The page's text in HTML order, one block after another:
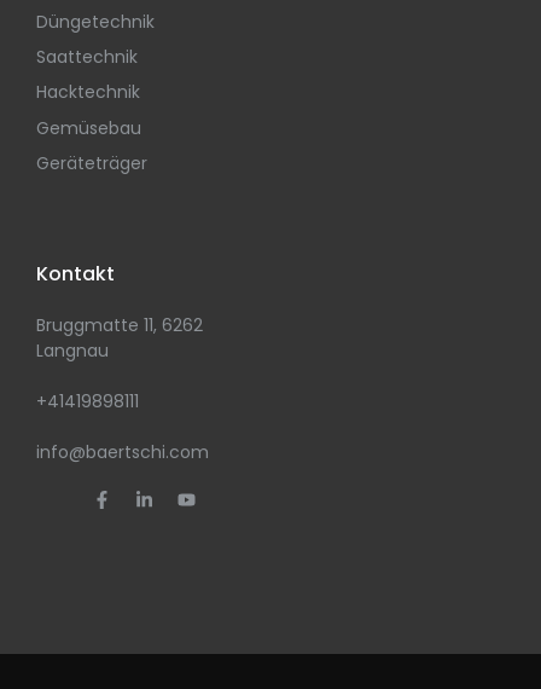
Düngetechnik
Saattechnik
Hacktechnik
Gemüsebau
Geräteträger
Kontakt
Bruggmatte 11, 6262
Langnau
+41419898111
info@baertschi.com